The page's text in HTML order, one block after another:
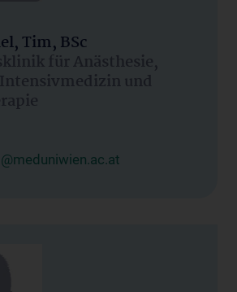
Tim, BSc
für Anästhesie,
und